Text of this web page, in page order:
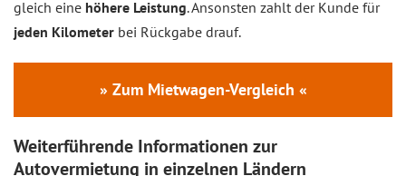
gleich eine höhere Leistung. Ansonsten zahlt der Kunde für
jeden Kilometer bei Rückgabe drauf.
» Zum Mietwagen-Vergleich «
Weiterführende Informationen zur
Autovermietung in einzelnen Ländern